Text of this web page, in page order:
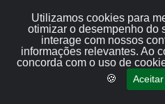
Utilizamos cookies para
otimizar o desempenho do
interage com nossos
informações relevantes. Ao
concorda com o uso de
🍪